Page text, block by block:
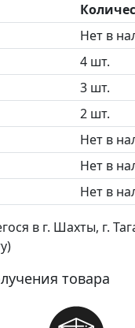
Нет в
4 шт.
3 шт.
2 шт.
Нет в
Нет в
Нет в
в г. Шахты, г.
товара